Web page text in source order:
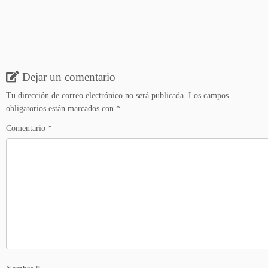
Dejar un comentario
Tu dirección de correo electrónico no será publicada. Los campos
obligatorios están marcados con *
Comentario *